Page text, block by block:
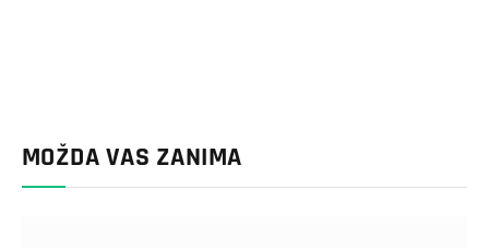
MOŽDA VAS ZANIMA